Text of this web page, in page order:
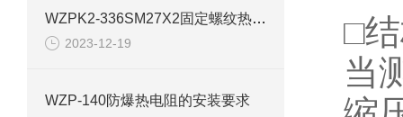
WZPK2-336SM27X2固定螺纹热电阻产品介绍
2023-12-19
WZP-140防爆热电阻的安装要求
□
当